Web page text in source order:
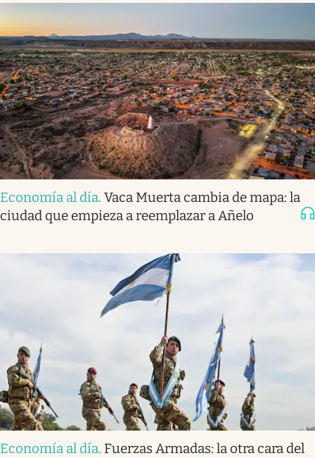
Economía al día. Vaca Muerta cambia de mapa: la
ciudad que empieza a reemplazar a Añelo
Economía al día. Fuerzas Armadas: la otra cara del